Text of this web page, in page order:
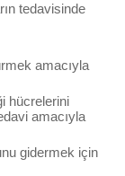
tedavisinde
amacıyla
hücrelerini
amacıyla
gidermek için